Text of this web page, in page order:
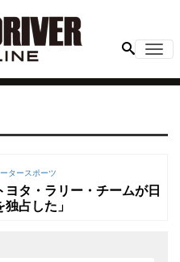
タースポーツ
ヨタ・ラリー・チームが日
占した」